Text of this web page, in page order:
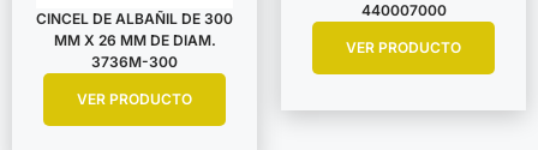
CINCEL DE ALBAÑIL DE 300
MM X 26 MM DE DIAM.
3736M-300
VER PRODUCTO
440007000
VER PRODUCTO